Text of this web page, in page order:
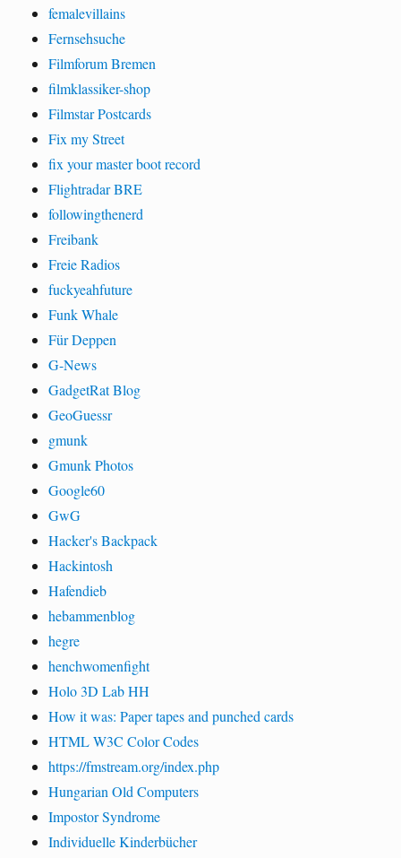
femalevillains
Fernsehsuche
Filmforum Bremen
filmklassiker-shop
Filmstar Postcards
Fix my Street
fix your master boot record
Flightradar BRE
followingthenerd
Freibank
Freie Radios
fuckyeahfuture
Funk Whale
Für Deppen
G-News
GadgetRat Blog
GeoGuessr
gmunk
Gmunk Photos
Google60
GwG
Hacker's Backpack
Hackintosh
Hafendieb
hebammenblog
hegre
henchwomenfight
Holo 3D Lab HH
How it was: Paper tapes and punched cards
HTML W3C Color Codes
https://fmstream.org/index.php
Hungarian Old Computers
Impostor Syndrome
Individuelle Kinderbücher